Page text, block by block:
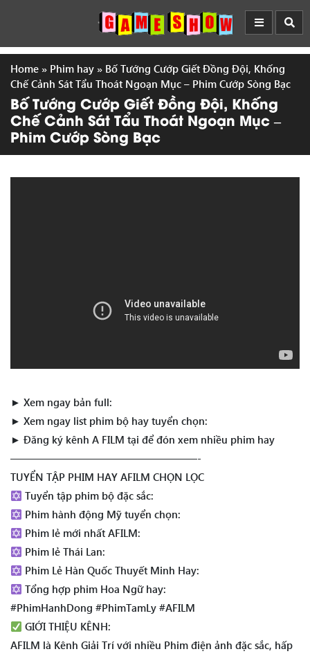
Home » Phim hay » Bố Tướng Cướp Giết Đồng Đội, Khống
Chế Cảnh Sát Tẩu Thoát Ngoạn Mục – Phim Cướp Sòng Bạc
Bố Tướng Cướp Giết Đồng Đội, Khống
Chế Cảnh Sát Tẩu Thoát Ngoạn Mục –
Phim Cướp Sòng Bạc
► Xem ngay bản full:
► Xem ngay list phim bộ hay tuyển chọn:
► Đăng ký kênh A FILM tại để đón xem nhiều phim hay
——————————————————-
TUYỂN TẬP PHIM HAY AFILM CHỌN LỌC
Tuyển tập phim bộ đặc sắc:
Phim hành động Mỹ tuyển chọn:
Phim lẻ mới nhất AFILM:
Phim lẻ Thái Lan:
Phim Lẻ Hàn Quốc Thuyết Minh Hay:
Tổng hợp phim Hoa Ngữ hay:
#PhimHanhDong #PhimTamLy #AFILM
GIỚI THIỆU KÊNH:
AFILM là Kênh Giải Trí với nhiều Phim điện ảnh đặc sắc, hấp